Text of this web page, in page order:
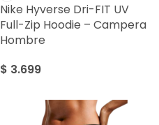
Nike Hyverse Dri-FIT UV
Full-Zip Hoodie – Campera
Hombre
$ 3.699